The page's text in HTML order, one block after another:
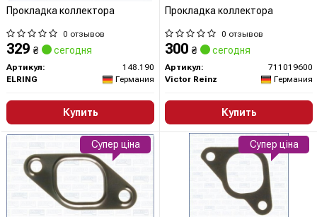
Прокладка коллектора
0 отзывов
329 ₴ сегодня
Артикул:
148.190
ELRING
Германия
Купить
Прокладка коллектора
0 отзывов
300 ₴ сегодня
Артикул:
711019600
Victor Reinz
Германия
Купить
Супер ціна Супер ціна